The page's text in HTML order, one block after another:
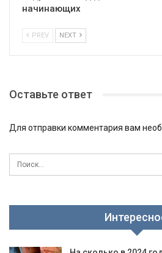
начинающих
PREV NEXT
Оставьте ответ
Для отправки комментария вам